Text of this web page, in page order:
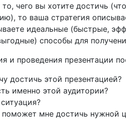
чего вы хотите достичь
то ваша стратегия
идеальные (быстрые,
способы для
и проведения презентации
достичь этой презентацией?
именно этой аудитории?
поможет мне достичь нужной